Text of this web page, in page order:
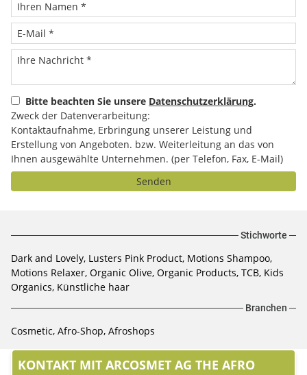
Bitte beachten Sie unsere Datenschutzerklärung.
Zweck der Datenverarbeitung:
Kontaktaufnahme, Erbringung unserer Leistung und
Erstellung von Angeboten. bzw. Weiterleitung an das von
Ihnen ausgewählte Unternehmen. (per Telefon, Fax, E-Mail)
Senden
Stichworte
Dark and Lovely, Lusters Pink Product, Motions Shampoo,
Motions Relaxer, Organic Olive, Organic Products, TCB, Kids
Organics, Künstliche haar
Branchen
Cosmetic, Afro-Shop, Afroshops
KONTAKT MIT ARCOSMET AG THE AFRO